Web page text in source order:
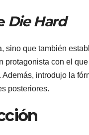
Die Hard
sino que también
protagonista con el
introdujo la
posteriores.